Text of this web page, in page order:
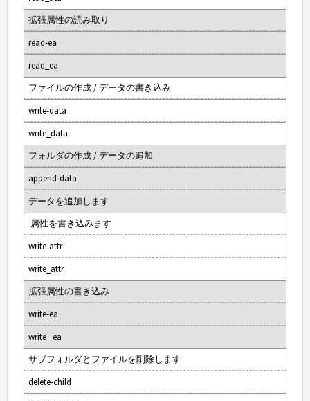
拡張属性の読み取り
read-ea
read_ea
ファイルの作成 / データの書き込み
write-data
write_data
フォルダの作成 / データの追加
append-data
データを追加します
属性を書き込みます
write-attr
write_attr
拡張属性の書き込み
write-ea
write _ea
サブフォルダとファイルを削除します
delete-child